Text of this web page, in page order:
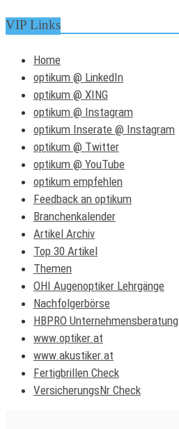
VIP Links
Home
optikum @ LinkedIn
optikum @ XING
optikum @ Instagram
optikum Inserate @ Instagram
optikum @ Twitter
optikum @ YouTube
optikum empfehlen
Feedback an optikum
Branchenkalender
Artikel Archiv
Top 30 Artikel
Themen
OHI Augenoptiker Lehrgänge
Nachfolgerbörse
HBPRO Unternehmensberatung
www.optiker.at
www.akustiker.at
Fertigbrillen Check
VersicherungsNr Check